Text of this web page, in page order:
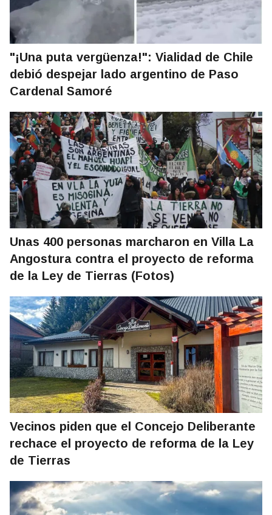
"¡Una puta vergüenza!": Vialidad de Chile
debió despejar lado argentino de Paso
Cardenal Samoré
Unas 400 personas marcharon en Villa La
Angostura contra el proyecto de reforma
de la Ley de Tierras (Fotos)
Vecinos piden que el Concejo Deliberante
rechace el proyecto de reforma de la Ley
de Tierras